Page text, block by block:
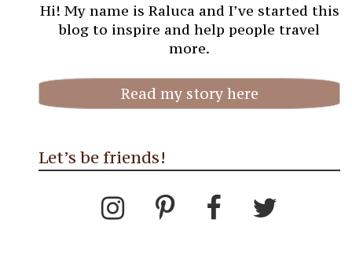
Hi! My name is Raluca and I’ve started this
blog to inspire and help people travel
more.
Read my story here
Let’s be friends!